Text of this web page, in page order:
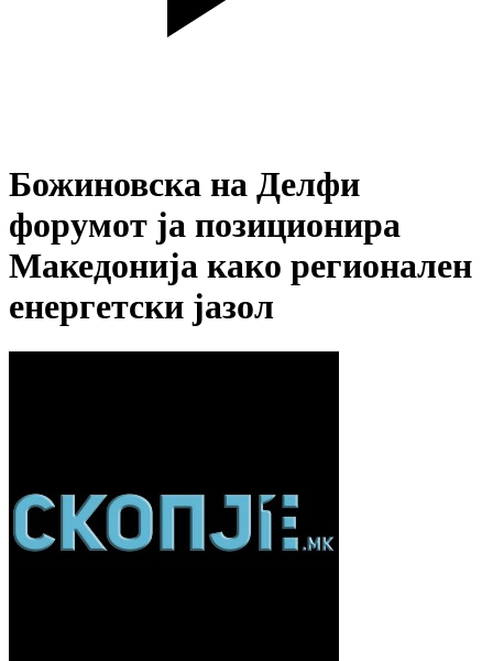
Божиновска на Делфи
форумот ја позиционира
Македонија како регионален
енергетски јазол